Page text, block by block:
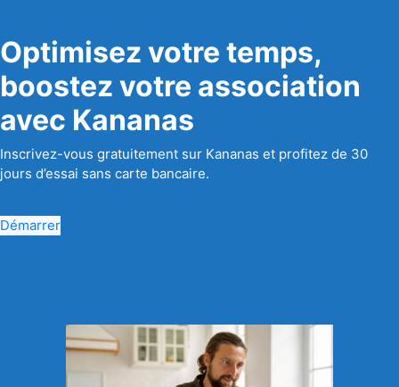
Optimisez votre temps,
boostez votre association
avec Kananas
Inscrivez-vous gratuitement sur Kananas et profitez de 30
jours d’essai sans carte bancaire.
Démarrer